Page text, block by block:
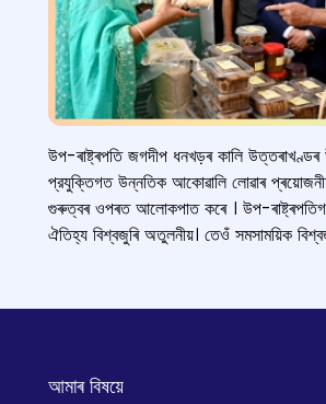
উপ-ৰাষ্ট্ৰপতি জগদীপ ধনখড়ৰ কালি
প্রযুক্তিগত উন্নতিক আকোৱালি লোৱাৰ
গুৰুত্বৰ ওপৰত আলোকপাত কৰে । উপ-
ঐতিহ্য বিশ্বজুৰি অতুলনীয়। তেওঁ সমসাময়িক
আমাৰ বিষয়ে